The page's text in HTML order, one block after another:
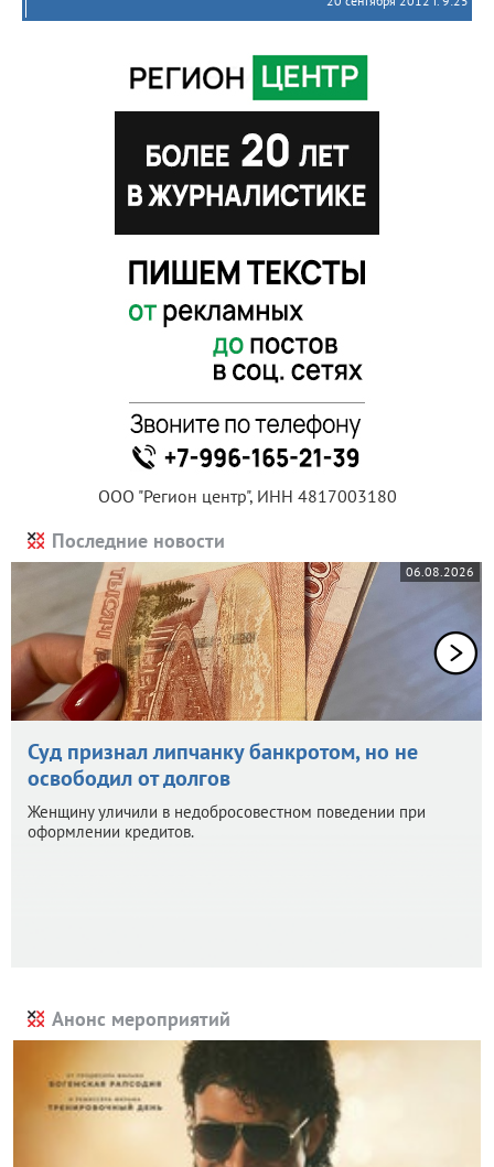
ООО "Регион центр", ИНН 4817003180
Последние новости
06.08.2026
Суд признал липчанку банкротом, но не
освободил от долгов
Женщину уличили в недобросовестном поведении при
оформлении кредитов.
Анонс мероприятий